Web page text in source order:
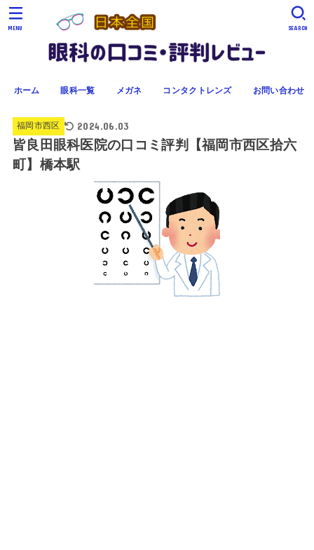
ホーム 眼科一覧 メガネ コンタクトレンズ お問い合わせ
SEARCH
MENU
福岡市西区 2024.06.03
皆良田眼科医院の口コミ評判【福岡市西区拾六
町】橋本駅